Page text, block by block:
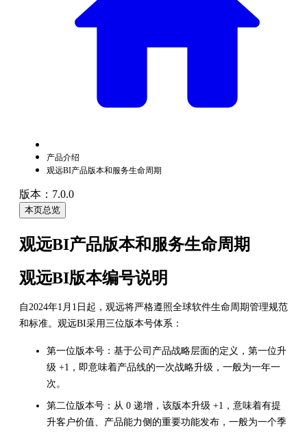
产品介绍
观远BI产品版本和服务生命周期
版本：7.0.0
本页总览
观远BI产品版本和服务生命周期
观远BI版本编号说明
自2024年1月1日起，观远将严格遵照全球软件生命周期管理规范
和标准。观远BI采用三位版本号体系：
第一位版本号：基于公司产品战略层面的定义，第一位升
级 +1，即意味着产品线的一次战略升级，一般为一年一
次。
第二位版本号：从 0 递增，该版本升级 +1，意味着有提
升客户价值、产品能力侧的重要功能发布，一般为一个季